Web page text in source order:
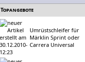
Topangebote
Umrüstschleifer für
Märklin Sprint oder
Carrera Universal